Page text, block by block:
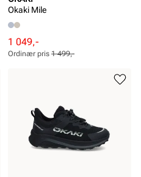
Okaki Mile
Rabattert
pris
1 049,-
Ordinær
pris
Ordinær pris 1 499,-